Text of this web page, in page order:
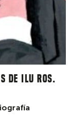
de Ilu Ros.